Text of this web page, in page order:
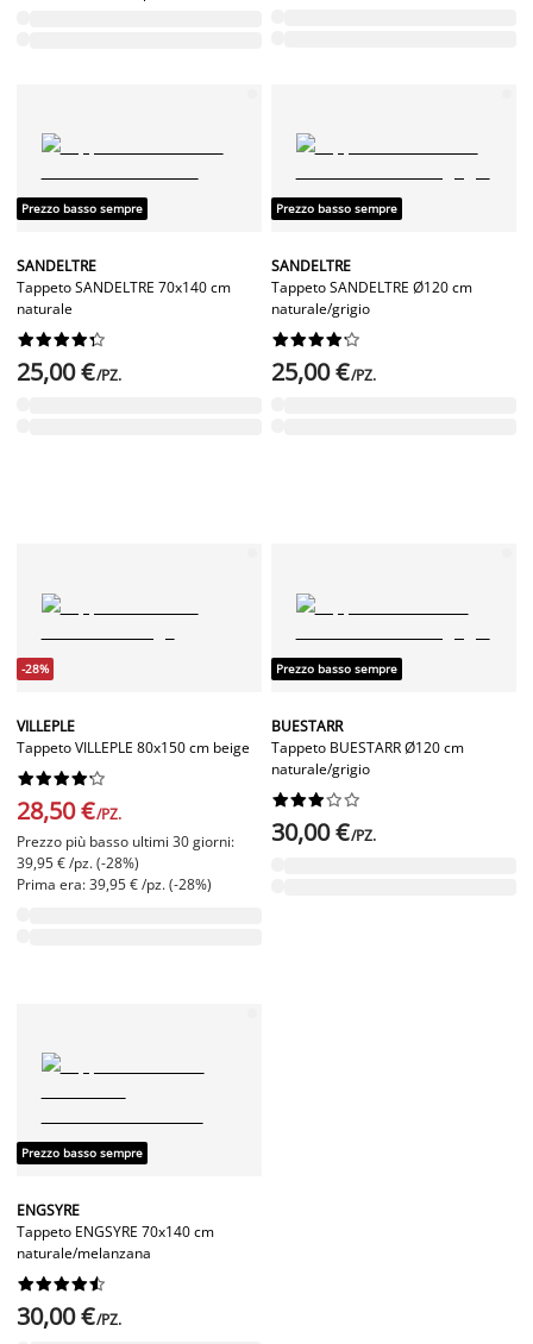
Prezzo basso sempre
SANDELTRE
Tappeto SANDELTRE 70x140 cm
naturale






25,00 €/PZ.
Prezzo basso sempre
SANDELTRE
Tappeto SANDELTRE Ø120 cm
naturale/grigio






25,00 €/PZ.
-28%
VILLEPLE
Tappeto VILLEPLE 80x150 cm beige






28,50 €/PZ.
Prezzo più basso ultimi 30 giorni:
39,95 € /pz. (-28%)
Prima era: 39,95 € /pz. (-28%)
Prezzo basso sempre
BUESTARR
Tappeto BUESTARR Ø120 cm
naturale/grigio






30,00 €/PZ.
Prezzo basso sempre
ENGSYRE
Tappeto ENGSYRE 70x140 cm
naturale/melanzana






30,00 €/PZ.